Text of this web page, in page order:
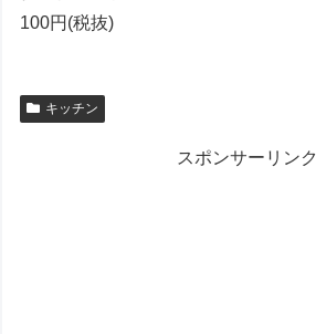
100円(税抜)
キッチン
スポンサーリンク